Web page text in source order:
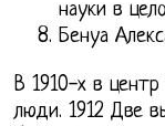
науки в
Бенуа
В 1910-х в
люди. 1912 Две